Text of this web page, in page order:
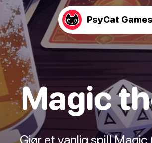
PsyCat Games
Magic
Gjør et vanlig spill